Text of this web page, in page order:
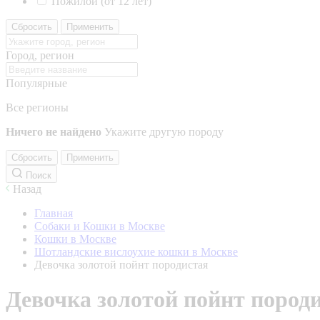
Сбросить Применить
Город, регион
Популярные
Все регионы
Ничего не найдено Укажите другую породу
Сбросить
Применить
Поиск
Назад
Главная
Собаки и Кошки в Москве
Кошки в Москве
Шотландские вислоухие кошки в Москве
Девочка золотой пойнт породистая
Девочка золотой пойнт